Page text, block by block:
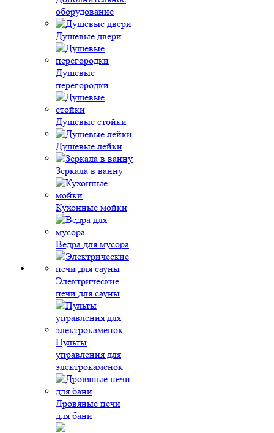
оборудование
Душевые двери
Душевые
перегородки
Душевые стойки
Душевые лейки
Зеркала в ванну
Кухонные мойки
Ведра для мусора
Электрические
печи для сауны
Пульты
управления для
электрокаменок
Дровяные печи
для бани